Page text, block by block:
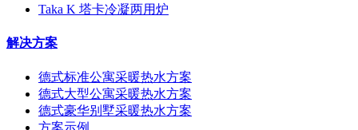
Taka K 塔卡冷凝两用炉
解决方案
德式标准公寓采暖热水方案
德式大型公寓采暖热水方案
德式豪华别墅采暖热水方案
方案示例